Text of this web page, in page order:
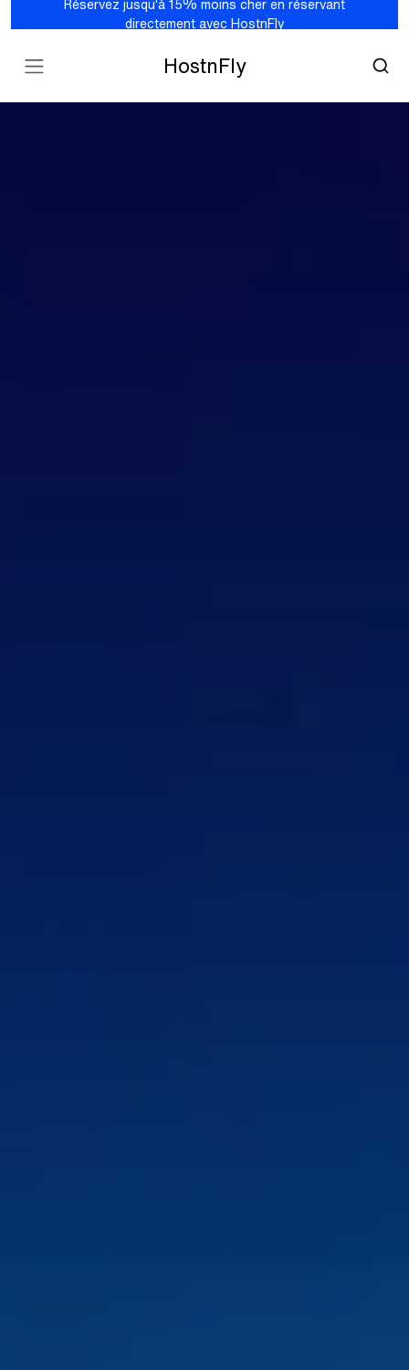
Réservez jusqu'à 15% moins cher en réservant
directement avec HostnFly
HostnFly